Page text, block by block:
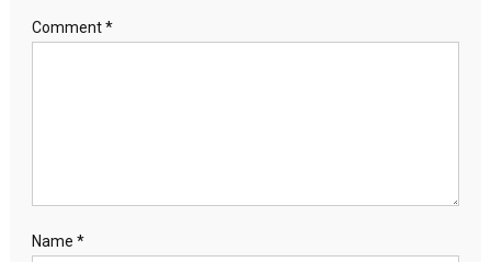
Comment*
Name *